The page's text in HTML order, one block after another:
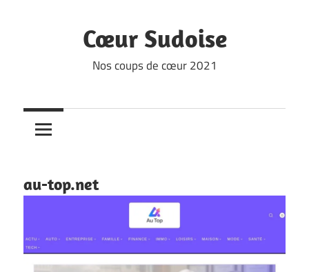
Cœur Sudoise
Nos coups de cœur 2021
au-top.net